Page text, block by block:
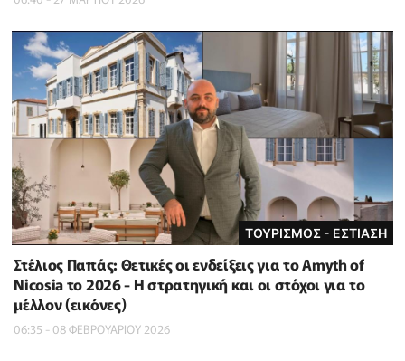
ΤΟΥΡΙΣΜΟΣ - ΕΣΤΙΑΣΗ
Στέλιος Παπάς: Θετικές οι ενδείξεις για το Amyth of
Nicosia το 2026 - Η στρατηγική και οι στόχοι για το
μέλλον (εικόνες)
06:35 - 08 ΦΕΒΡΟΥΑΡΙΟΥ 2026